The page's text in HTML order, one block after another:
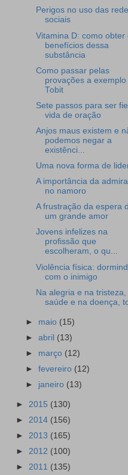
Perigos no uso das
sociais
Vitamina D: como obter
benefícios dessa
substância
Como passar pelas
provações a exemplo
Tobit
Sete passos para ser
vida de oração
Anjos maus existem e
podemos negar a
existênci...
Uma nova forma de
A importância da
no namoro
A frustração da espera
um grande amor
Jovens infelizes na
profissão que
escolheram, o qu...
Violência física:
com o inimigo
Na alegria e na tristeza,
saúde e na doença,
► maio (15)
►abril (13)
► março (12)
►fevereiro (12)
► janeiro (13)
► 2015 (130)
► 2014 (156)
► 2013 (165)
► 2012 (100)
► 2011 (135)